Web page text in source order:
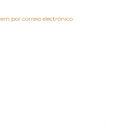
por correio electrónico